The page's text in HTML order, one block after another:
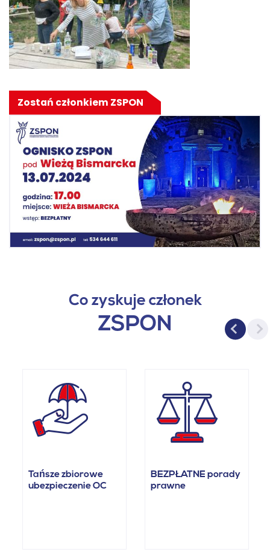
Zostań członkiem ZSPON
Tańsze zbiorowe
ubezpieczenie OC
BEZPŁATNE porady
prawne
Co zyskuje członek
ZSPON